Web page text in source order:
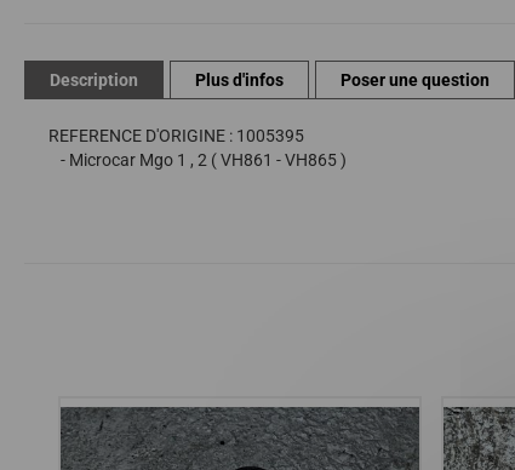
d’images
Description
REFERENCE D'ORIGINE : 1005395
- Microcar Mgo 1 , 2 ( VH861 - VH865 )
Plus d'infos Poser une question